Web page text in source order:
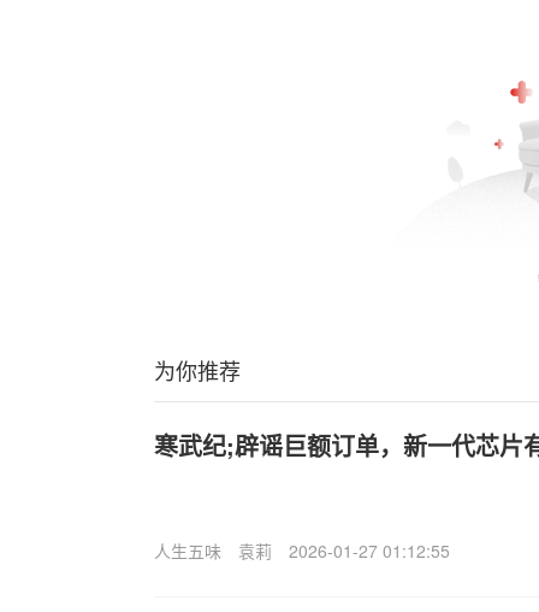
为你推荐
寒武纪;辟谣巨额订单，新一代芯片
人生五味 袁莉 2026-01-27 01:12:55